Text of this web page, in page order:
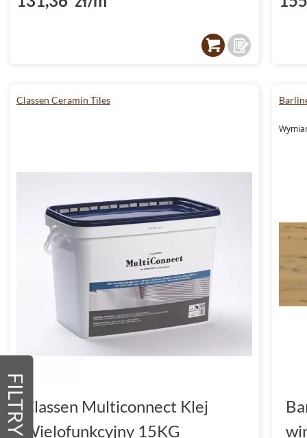
FILTRY
Classen Ceramin Tiles
Classen Multiconnect Klej
Wielofunkcyjny 15KG